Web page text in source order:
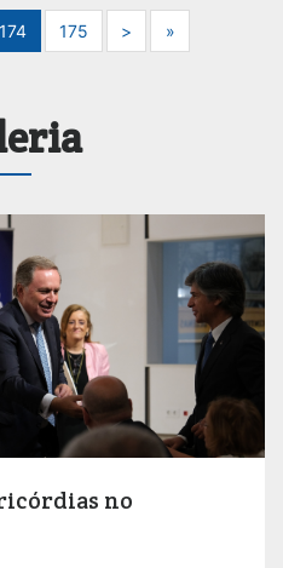
174 175 > Next»Next
no